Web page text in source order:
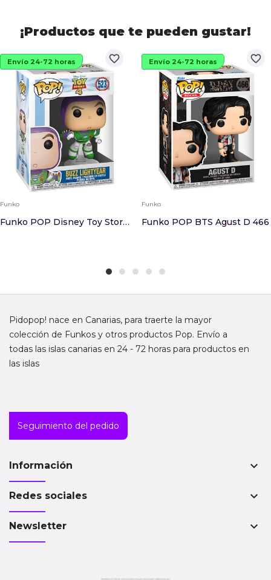
¡Productos que te pueden gustar!
favorite_border
Envío 24-72 horas
Funko
Funko POP Disney Toy Story 4 Buzz Lightyear
favorite_border
Envío 24-72 horas
Funko
Funko POP BTS Agust D 466
Pidopop! nace en Canarias, para traerte la mayor
colección de Funkos y otros productos Pop. Envío a
todas las islas canarias en 24 - 72 horas para productos en
las islas
Seguimiento del pedido
Información keyboard_arrow_down
Redes sociales keyboard_arrow_down
Newsletter keyboard_arrow_down